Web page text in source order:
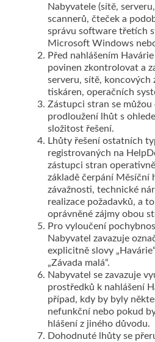
Nabyvatele (sítě,
scannerů, čteček a
správu software třetích
Microsoft Windows
Před nahlášením
povinen zkontrolovat a
serveru, sítě, koncových
tiskáren, operačních
Zástupci stran se
prodloužení lhůt s
složitost řešení.
Lhůty řešení ostatních
registrovaných na
zástupci stran
základě čerpání Měsíční
závažnosti, technické
realizace požadavků, a
oprávněné zájmy obou
Pro vyloučení
Nabyvatel zavazuje
explicitně slovy
„Závada malá“.
Nabyvatel se zavazuje
prostředků k nahlášení
případ, kdy by byly
nefunkční nebo pokud
hlášení z jiného důvodu.
Dohodnuté lhůty se